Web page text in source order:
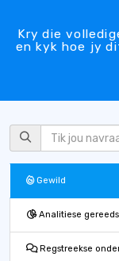
Kry die
en kyk hoe jy
Gewild
Analitiese
Regstreekse